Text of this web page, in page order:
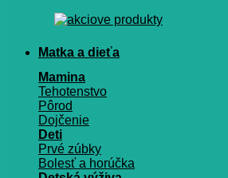
Matka a dieťa
Mamina
Tehotenstvo
Pôrod
Dojčenie
Deti
Prvé zúbky
Bolesť a horúčka